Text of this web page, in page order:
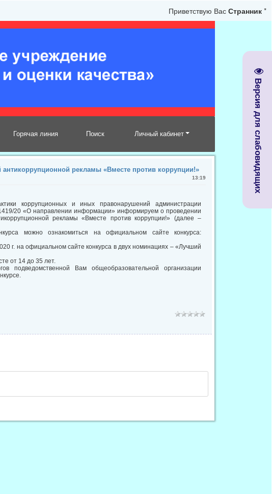
Версия для слабовидящих
Приветствую Вас Странник *
Горячая линия Поиск Личный кабинет
рекламы «Вместе против коррупции!»
13:19
коррупционных и иных правонарушений администрации
20 «О направлении информации» информируем о проведении
рекламы «Вместе против коррупции!» (далее –
можно ознакомиться на официальном сайте конкурса:
г. на официальном сайте конкурса в двух номинациях – «Лучший
от 14 до 35 лет.
подведомственной Вам общеобразовательной организации